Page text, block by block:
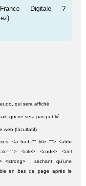
Digitale ?
qui sera affiché
qui ne sera pas publié
web (facultatif)
:<a href="" title=""> <abbr
<cite> <code> <del
<strong> , sachant qu'une
en bas de page après le